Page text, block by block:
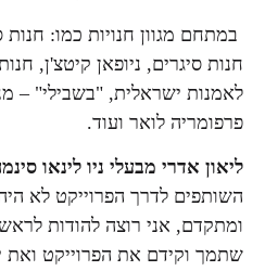
במתחם מגוון חנויות כמו:
לאמנות ישראלית, "בשבילי" –
פרפומריה לואר ועוד.
ליאון אדרי מבעלי ניו לינאו
השותפים לדרך הפרוייקט לא
ומתקדם, אני רוצה להודות
שתמך וקידם את הפרוייקט ואת